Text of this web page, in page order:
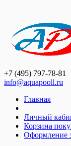
+7 (495) 797-78-81
info@aquapooll.ru
Главная
Личный
Корзина
Оформление